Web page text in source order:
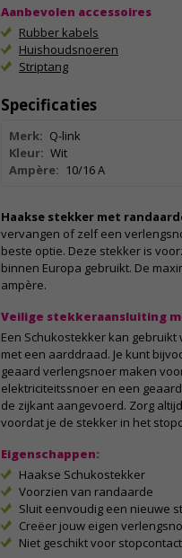
Aanbevolen accessoires
Rubber kabels
Huishoudsnoeren
Striptang
Specificaties
Merk: Q-link
Kleur: Wit
Ampère: 10/16 A
Haakse stekker met
vervangen of zelf een
beste optie. Deze stekker is
binnen Europa gebruikt. De
ampère.
Veilige stekkeraansluiting
Een Schukostekker kan
met een aarddraad. Je kunt
geaard verlengsnoer maken
elektriciteitssnoer en een
de zijkant aangevoerd. Zorg
voordat je de stekker in het
Eigenschappen:
Haakse Schukostekker
Voorzien van randaarde
Sluit eenvoudig een nieuwe
Creëer jouw eigen
Niet geschikt voor